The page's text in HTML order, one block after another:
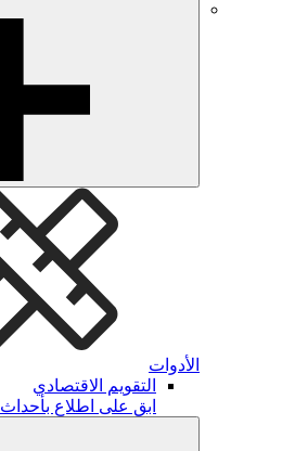
التقويم الاقتصادي
ابق على اطلاع بأحداث السوق